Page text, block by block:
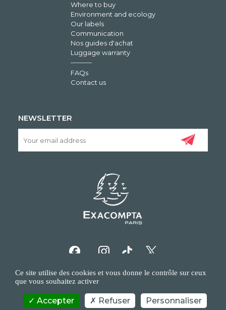
Where to buy
Environment and ecology
Our labels
Communication
Nos guides d'achat
Luggage warranty
FAQs
Contact us
NEWSLETTER
COPYRIGHT/IP POLICY PERSONAL DATA POLICY CONTACT US
Ce site utilise des cookies et vous donne le contrôle sur ceux
que vous souhaitez activer
Accepter Refuser Personnaliser